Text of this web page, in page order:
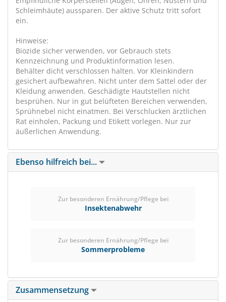
Schleimhäute) aussparen. Der aktive Schutz tritt sofort
ein.
Hinweise:
Biozide sicher verwenden, vor Gebrauch stets
Kennzeichnung und Produktinformation lesen.
Behälter dicht verschlossen halten. Vor Kleinkindern
gesichert aufbewahren. Nicht unter dem Sattel oder der
Kleidung anwenden. Geschädigte Hautstellen nicht
besprühen. Nur in gut belüfteten Bereichen verwenden,
Sprühnebel nicht einatmen. Bei Verschlucken ärztlichen
Rat einholen, Packung und Etikett vorlegen. Nur zur
äußerlichen Anwendung.
Ebenso hilfreich bei...
Zur besonderen Ernährung/Pflege bei
Insektenabwehr
Zur besonderen Ernährung/Pflege bei
Sommerprobleme
Zusammensetzung